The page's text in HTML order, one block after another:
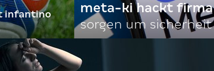
infantino
meta-ki hackt firma
sorgen um sicherheit